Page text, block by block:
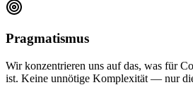
Pragmatismus
Wir konzentrieren uns auf das, was für
ist. Keine unnötige Komplexität — nur